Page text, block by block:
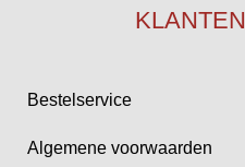
Bestelservice
Algemene voorwaarden